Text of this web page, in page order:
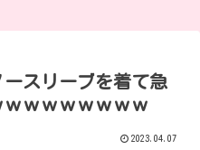
ースリーブを着て急
ｗｗｗｗｗｗｗ
2023.04.07